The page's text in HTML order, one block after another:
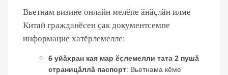
Вьетнам визине онлайн мелӗпе ӑнӑҫлӑн илме
Китай гражданӗсен ҫак документсемпе
информацие хатӗрлемелле:
6 уйӑхран кая мар ӗҫлемелли тата 2 пушӑ
страницӑллӑ паспорт: Вьетнама кӗме